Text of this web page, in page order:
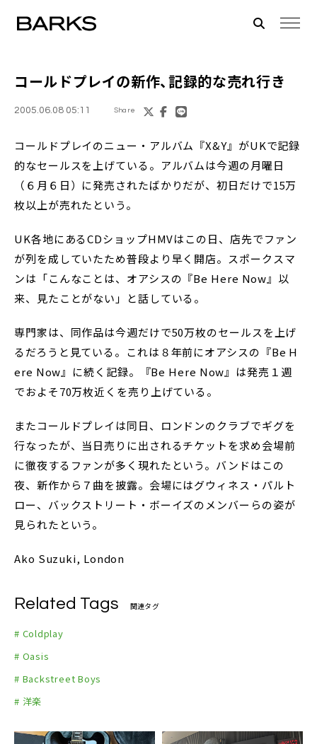
コールドプレイの新作、記録的な売れ行き
2005.06.08 05:11 Share
コールドプレイのニュー・アルバム『X&Y』がUKで記録
的なセールスを上げている。アルバムは今週の月曜日
（６月６日）に発売されたばかりだが、初日だけで15万
枚以上が売れたという。
UK各地にあるCDショップHMVはこの日、店先でファン
が列を成していたため普段より早く開店。スポークスマ
ンは「こんなことは、オアシスの『Be Here Now』以
来、見たことがない」と話している。
専門家は、同作品は今週だけで50万枚のセールスを上げ
るだろうと見ている。これは８年前にオアシスの『Be H
ere Now』に続く記録。『Be Here Now』は発売１週
でおよそ70万枚近くを売り上げている。
またコールドプレイは同日、ロンドンのクラブでギグを
行なったが、当日売りに出されるチケットを求め会場前
に徹夜するファンが多く現れたという。バンドはこの
夜、新作から７曲を披露。会場にはグウィネス・パルト
ロー、バックストリート・ボーイズのメンバーらの姿が
見られたという。
Ako Suzuki, London
Related Tags 関連タグ
# Coldplay
# Oasis
# Backstreet Boys
# 洋楽